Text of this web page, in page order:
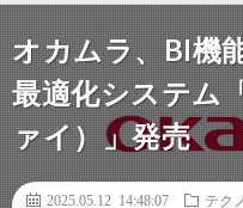
オカムラ、BI機
最適化システム
ァイ）」発売
2025.05.12 14:48:07
テク